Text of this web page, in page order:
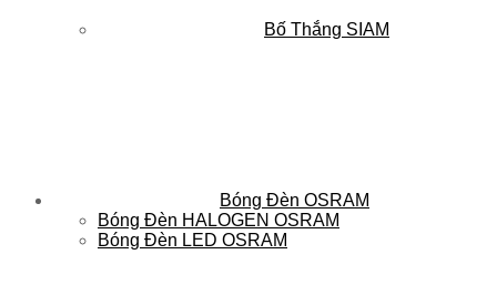
Bố Thắng SIAM
Bóng Đèn OSRAM
Bóng Đèn HALOGEN OSRAM
Bóng Đèn LED OSRAM